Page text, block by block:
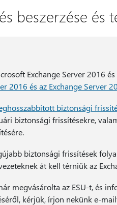
beszerzése és
Exchange Server 2016
2016 és az Exchange Server
biztonsági
biztonsági frissítésekre,
biztonsági frissítések
át kell térniük az
megvásárolta az ESU-t, és
kérjük, írjon nekünk e-